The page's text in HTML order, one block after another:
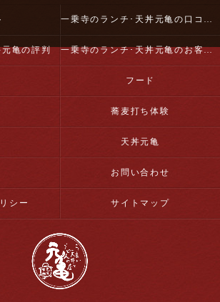
一乗寺のランチ･天丼元亀の口コミ情報
亀の評判 一乗寺のランチ･天丼元亀のお客様の声
フード
蕎麦打ち体験
天丼元亀
お問い合わせ
シー サイトマップ